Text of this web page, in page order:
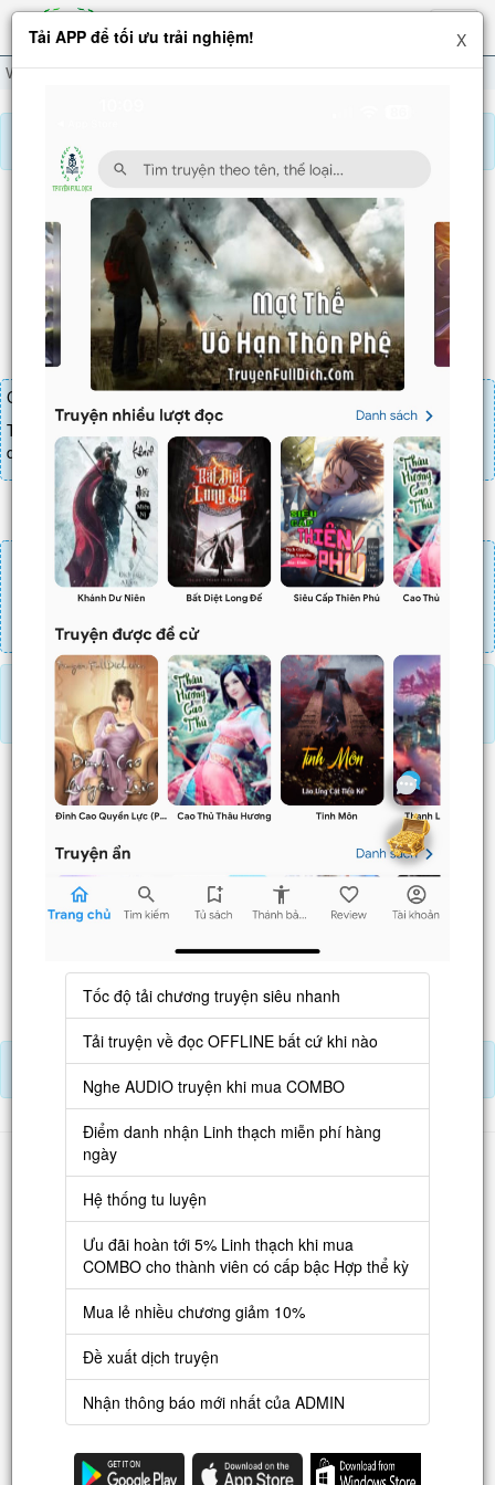
Hiện
menu
Võ Thánh Chương 200
VÕ THÁNH
Chương 200: Vây Ngụy cứu Triệu. (2)
Chương truyện cần 25 LT để mua.
Truyện mua lẻ thì cứ Giá chương x Số chương, mua combo thì đến
danh sách combo tìm giá
Đăng nhập Nạp linh thạch
Mua 4 chương chỉ có tác dụng tiết kiệm thời gian.
Mua 4 chương thì 3 chương sau sẽ không phải ấn mua.
Ví dụ bạn đang ở chương 100 và mua 4 chương thìchương
101,102,103 sẽ không phải ấn mua.
Truyện này KHÔNG CÓ COMBO hoặc CHƯA HỖ TRỢ MUA
COMBO.
Nạp Lịch Thạch
Danh sách
Truyện mới
Truyện Full
Truyện Dịch Miễn Phí
Thao tác
Đăng ký tài khoản
Danh sách combo
Tải APP để tối ưu trải nghiệm! X
Tốc độ tải chương truyện siêu nhanh
Tải truyện về đọc OFFLINE bất cứ khi nào
Nghe AUDIO truyện khi mua COMBO
Điểm danh nhận Linh thạch miễn phí hàng
ngày
Hệ thống tu luyện
Ưu đãi hoàn tới 5% Linh thạch khi mua
COMBO cho thành viên có cấp bậc Hợp thể kỳ
Mua lẻ nhiều chương giảm 10%
Đề xuất dịch truyện
Nhận thông báo mới nhất của ADMIN